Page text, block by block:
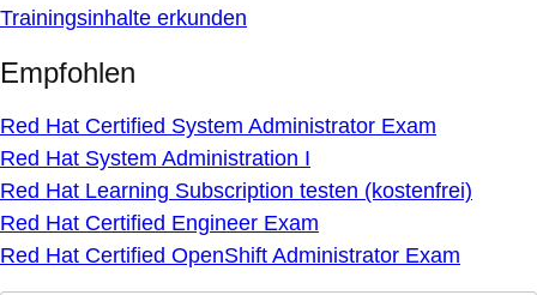
Trainingsinhalte erkunden
Empfohlen
Red Hat Certified System Administrator Exam
Red Hat System Administration I
Red Hat Learning Subscription testen (kostenfrei)
Red Hat Certified Engineer Exam
Red Hat Certified OpenShift Administrator Exam